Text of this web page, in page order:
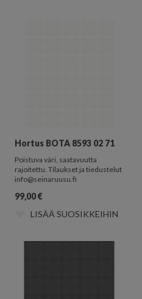
Hortus BOTA 8593 02 71
Poistuva väri, saatavuutta
rajoitettu. Tilaukset ja tiedustelut
info@seinaruusu.fi
99,00€
LISÄÄ SUOSIKKEIHIN